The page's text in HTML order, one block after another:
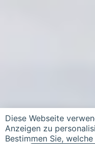
Diese Webseite
Anzeigen zu
Bestimmen Sie,